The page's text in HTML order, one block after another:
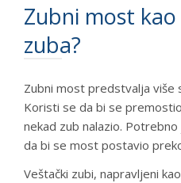
Zubni most
zuba?
Zubni most predstvalja više
Koristi se da bi se
nekad zub nalazio.
da bi se most postavio
Veštački zubi, napravljeni